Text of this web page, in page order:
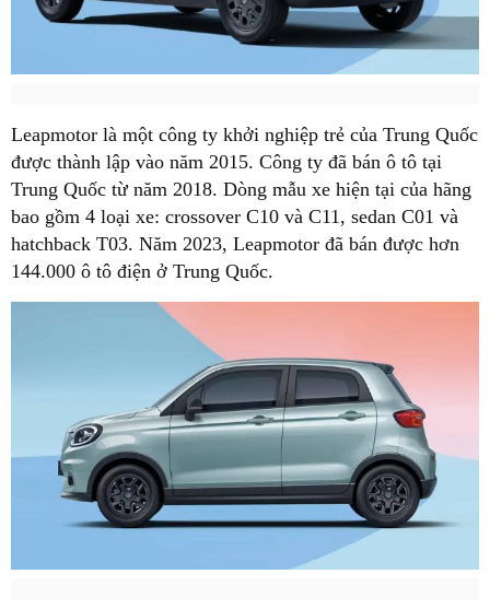
Leapmotor là một công ty khởi nghiệp trẻ của Trung Quốc
được thành lập vào năm 2015. Công ty đã bán ô tô tại
Trung Quốc từ năm 2018. Dòng mẫu xe hiện tại của hãng
bao gồm 4 loại xe: crossover C10 và C11, sedan C01 và
hatchback T03. Năm 2023, Leapmotor đã bán được hơn
144.000 ô tô điện ở Trung Quốc.